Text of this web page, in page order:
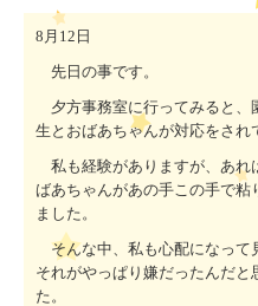
8 月 12 日
先日の事です。
夕方事務室に行ってみると、
生とおばあちゃんが対応をされ
私も経験がありますが、あれ
ばあちゃんがあの手この手で
ました。
そんな中、私も心配になって
それがやっぱり嫌だったんだ
た。